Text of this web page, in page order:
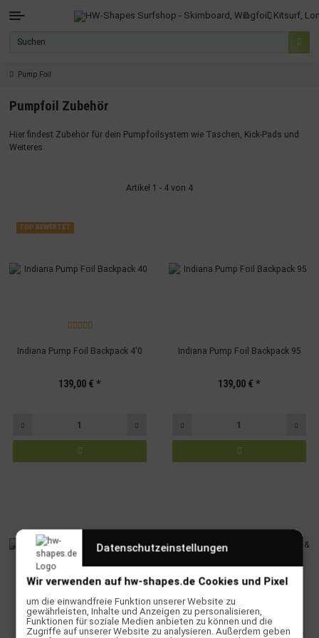
Pump Foil
Pumpfoil Zubehör
Hier findest Zubehör für dein Pumpfoilsystem wie Taschen, Kick-Pads und
Weiteres.
Artikel 1 - 4 von 4
TOP BEWERTET
Indiana Pump Foil Backpack 4'0
139,00 € *
Indiana Pump Foil Backpack 95
139,00 € *
Naish (Foil) Surf Deck & Kick Pad
Prolimit Kite- & Pumpfoil Board &
Datenschutzeinstellungen
Wir verwenden auf hw-shapes.de Cookies und Pixel
um die einwandfreie Funktion unserer Website zu
gewährleisten, Inhalte und Anzeigen zu personalisieren,
Funktionen für soziale Medien anbieten zu können und die
Zugriffe auf unserer Website zu analysieren. Außerdem geben